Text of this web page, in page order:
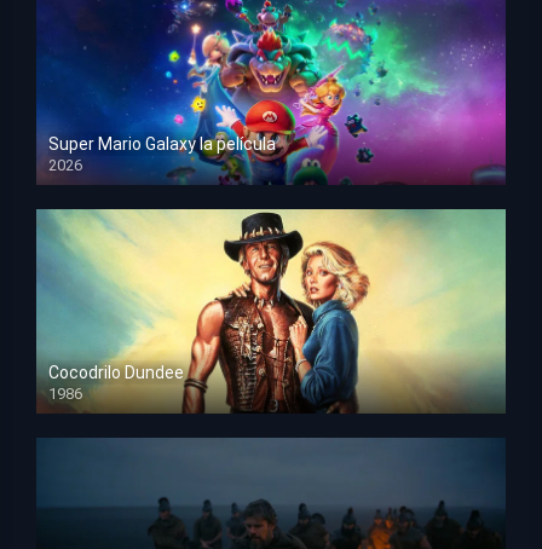
Super Mario Galaxy la película
2026
HD 1080p
Cocodrilo Dundee
1986
HD 1080p